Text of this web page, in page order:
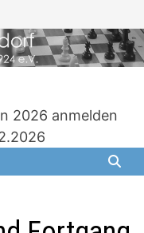
2026 anmelden